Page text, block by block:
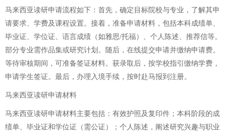
马来西亚读研申请流程如下：首先，确定目标院校与专业，了解其申
请要求、学费及课程设置。接着，准备申请材料，包括本科成绩单、
毕业证、学位证、语言成绩（如雅思/托福）、个人陈述、推荐信等。
部分专业需作品集或研究计划。随后，在线提交申请并缴纳申请费。
等待审核期间，可准备签证材料。获录取后，按学校指引缴纳学费，
申请学生签证。最后，办理入境手续，按时赴马报到注册。
马来西亚读研申请材料
马来西亚读研申请材料主要包括：有效护照及复印件；本科阶段的成
绩单、毕业证和学位证（需公证）；个人陈述，阐述研究兴趣与职业